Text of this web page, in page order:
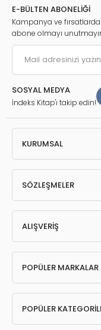
E-BÜLTEN ABONELİĞİ
Kampanya ve
abone olmayı
SOSYAL MEDYA
İndeks Kitap'ı takip edin!
KURUMSAL
SÖZLEŞMELER
ALIŞVERİŞ
POPÜLER MARKALAR
POPÜLER